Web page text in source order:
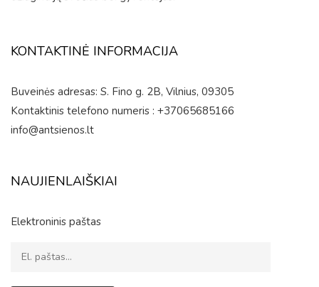
KONTAKTINĖ INFORMACIJA
Buveinės adresas: S. Fino g. 2B, Vilnius, 09305
Kontaktinis telefono numeris : +37065685166
info@antsienos.lt
NAUJIENLAIŠKIAI
Elektroninis paštas